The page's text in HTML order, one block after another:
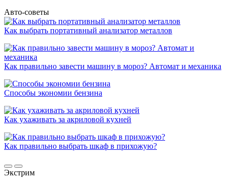
Авто-советы
Как выбрать портативный анализатор металлов
Как правильно завести машину в мороз? Автомат и механика
Способы экономии бензина
Как ухаживать за акриловой кухней
Как правильно выбрать шкаф в прихожую?
Экстрим